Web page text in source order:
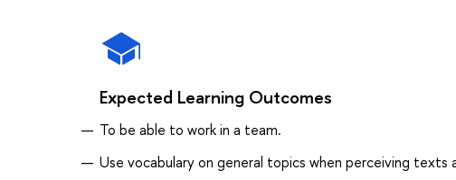
Expected Learning Outcomes
To be able to work in a team.
Use vocabulary on general topics when perceiving